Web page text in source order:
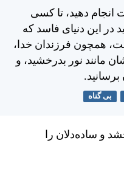
انجام دهيد، تا كسی
در اين دنيای فاسد كه
همچون فرزندان خدا،
مانند نور بدرخشيد، و
بی گناه
و ساده‌دلان را